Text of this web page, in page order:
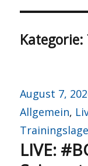
Kategorie:
am
August 7,
Allgemein,
LIVE: